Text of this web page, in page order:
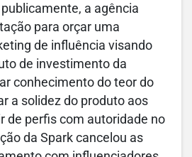
a agência
para orçar uma
de influência visando
de investimento da
conhecimento do teor do
a solidez do produto aos
de perfis com autoridade no
da Spark cancelou as